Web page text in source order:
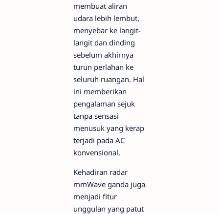
membuat aliran
udara lebih lembut,
menyebar ke langit-
langit dan dinding
sebelum akhirnya
turun perlahan ke
seluruh ruangan. Hal
ini memberikan
pengalaman sejuk
tanpa sensasi
menusuk yang kerap
terjadi pada AC
konvensional.
Kehadiran radar
mmWave ganda juga
menjadi fitur
unggulan yang patut